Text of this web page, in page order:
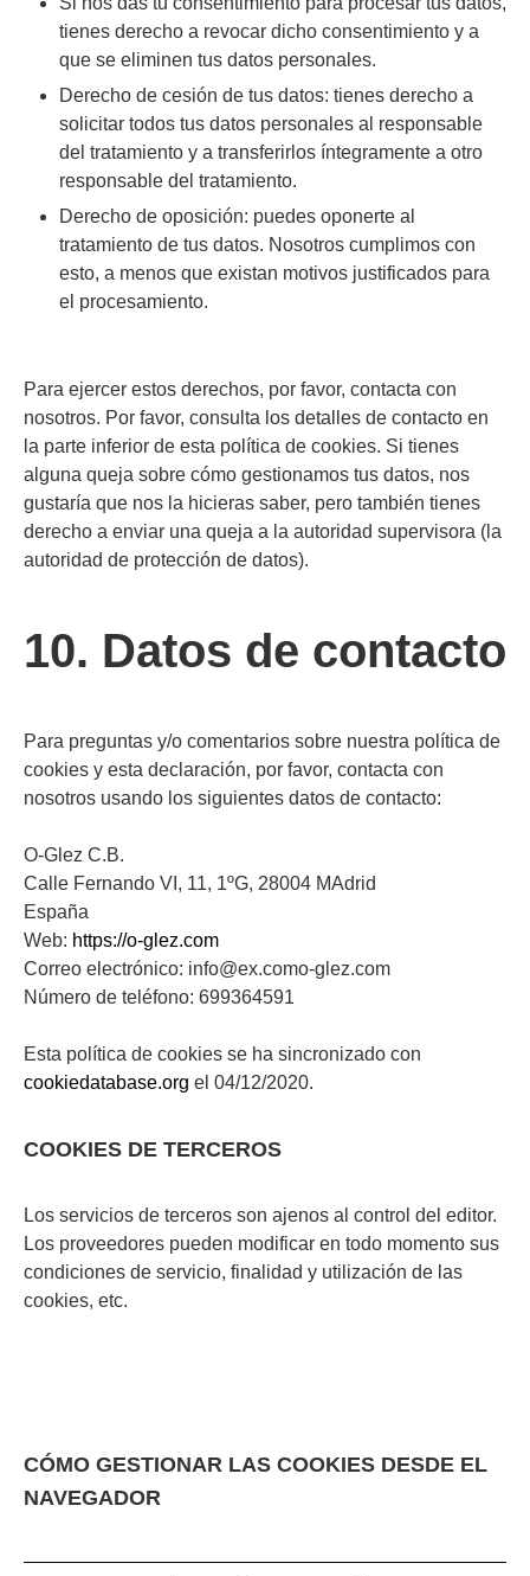
tienes derecho a revocar dicho consentimiento y a
que se eliminen tus datos personales.
Derecho de cesión de tus datos: tienes derecho a
solicitar todos tus datos personales al responsable
del tratamiento y a transferirlos íntegramente a otro
responsable del tratamiento.
Derecho de oposición: puedes oponerte al
tratamiento de tus datos. Nosotros cumplimos con
esto, a menos que existan motivos justificados para
el procesamiento.
Para ejercer estos derechos, por favor, contacta con
nosotros. Por favor, consulta los detalles de contacto en
la parte inferior de esta política de cookies. Si tienes
alguna queja sobre cómo gestionamos tus datos, nos
gustaría que nos la hicieras saber, pero también tienes
derecho a enviar una queja a la autoridad supervisora (la
autoridad de protección de datos).
10. Datos de contacto
Para preguntas y/o comentarios sobre nuestra política de
cookies y esta declaración, por favor, contacta con
nosotros usando los siguientes datos de contacto:
O-Glez C.B.
Calle Fernando VI, 11, 1ºG, 28004 MAdrid
España
Web: https://o-glez.com
Correo electrónico: info@ex.como-glez.com
Número de teléfono: 699364591
Esta política de cookies se ha sincronizado con
cookiedatabase.org el 04/12/2020.
COOKIES DE TERCEROS
Los servicios de terceros son ajenos al control del editor.
Los proveedores pueden modificar en todo momento sus
condiciones de servicio, finalidad y utilización de las
cookies, etc.
CÓMO GESTIONAR LAS COOKIES DESDE EL
NAVEGADOR